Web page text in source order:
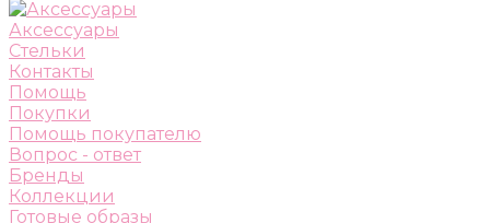
Аксессуары
Стельки
Контакты
Помощь
Покупки
Помощь покупателю
Вопрос - ответ
Бренды
Коллекции
Готовые образы